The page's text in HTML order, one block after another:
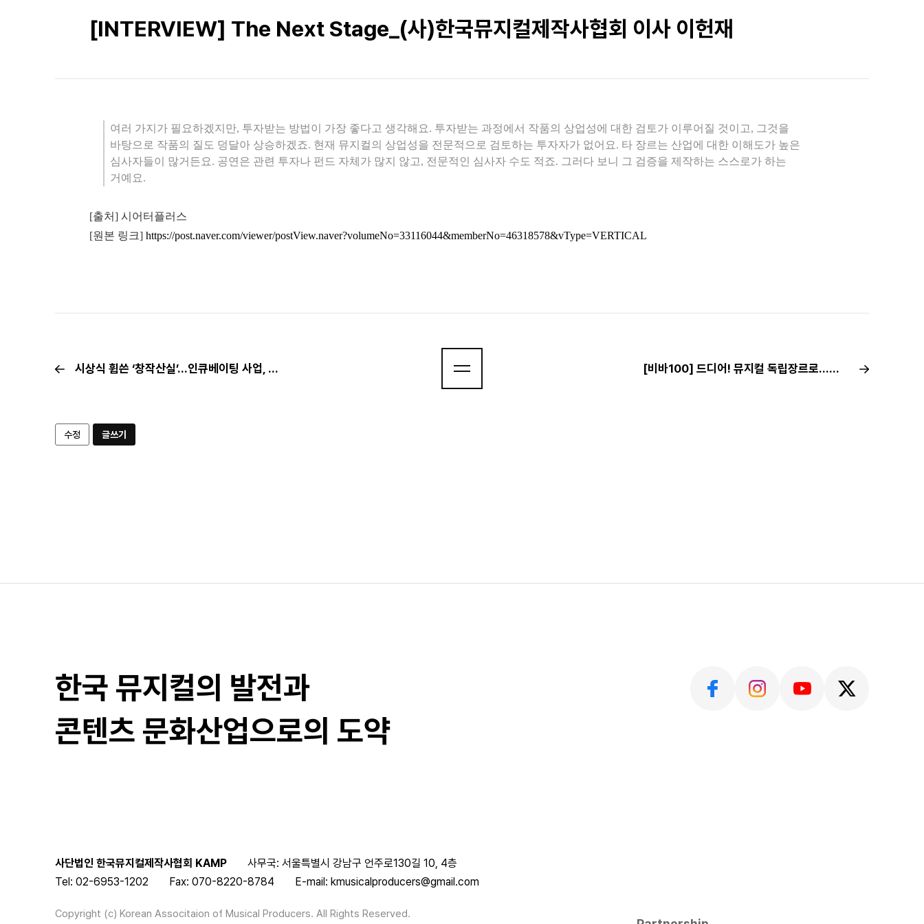
[INTERVIEW] The Next Stage_(사)한국뮤지컬제작사협회 이사 이헌재
여러 가지가 필요하겠지만, 투자받는 방법이 가장 좋다고 생각해요. 투자받는 과정에서 작품의 상업성에 대한 검토가 이루어질 것이고, 그것을
바탕으로 작품의 질도 덩달아 상승하겠죠. 현재 뮤지컬의 상업성을 전문적으로 검토하는 투자자가 없어요. 타 장르는 산업에 대한 이해도가 높은
심사자들이 많거든요. 공연은 관련 투자나 펀드 자체가 많지 않고, 전문적인 심사자 수도 적죠. 그러다 보니 그 검증을 제작하는 스스로가 하는
거예요.
[출처] 시어터플러스
[원본 링크] https://post.naver.com/viewer/postView.naver?volumeNo=33116044&memberNo=46318578&vType=VERTICAL
시상식 휩쓴 ‘창작산실’…인큐베이팅 사업, K-뮤지컬의 미래가 되다 [비바100] 드디어! 뮤지컬 독립장르로…향후 행보는?
수정 글쓰기
한국 뮤지컬의 발전과
콘텐츠 문화산업으로의 도약
사단법인 한국뮤지컬제작사협회 KAMP
사무국: 서울특별시 강남구 언주로130길 10, 4층
Tel: 02-6953-1202
Fax: 070-8220-8784 E-mail: kmusicalproducers@gmail.com
Copyright (c) Korean Associtaion of Musical Producers. All Rights Reserved.